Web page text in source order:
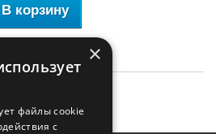
В корзину
×
файлы cookie
с